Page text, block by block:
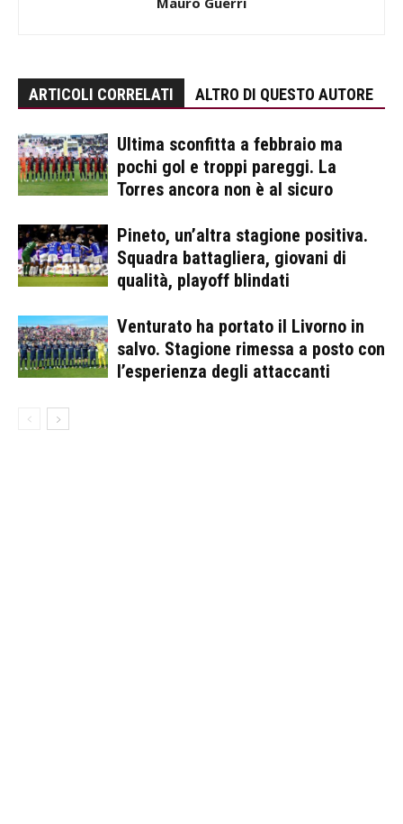
ARTICOLI CORRELATI ALTRO DI QUESTO AUTORE
Ultima sconfitta a febbraio ma
pochi gol e troppi pareggi. La
Torres ancora non è al sicuro
Pineto, un’altra stagione positiva.
Squadra battagliera, giovani di
qualità, playoff blindati
Venturato ha portato il Livorno in
salvo. Stagione rimessa a posto con
l’esperienza degli attaccanti